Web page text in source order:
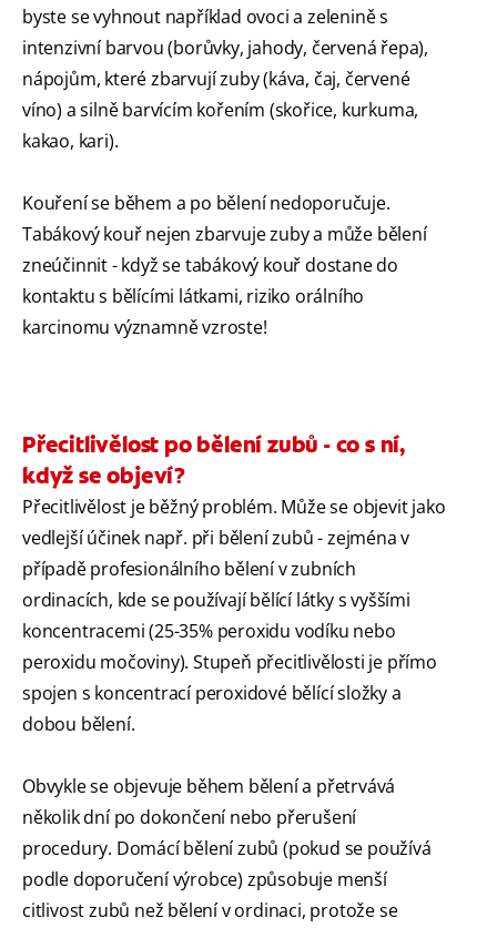
byste se vyhnout například ovoci a zelenině s
intenzivní barvou (borůvky, jahody, červená řepa),
nápojům, které zbarvují zuby (káva, čaj, červené
víno) a silně barvícím kořením (skořice, kurkuma,
kakao, kari).
Kouření se během a po bělení nedoporučuje.
Tabákový kouř nejen zbarvuje zuby a může bělení
zneúčinnit - když se tabákový kouř dostane do
kontaktu s bělícími látkami, riziko orálního
karcinomu významně vzroste!
Přecitlivělost po bělení zubů - co s ní,
když se objeví?
Přecitlivělost je běžný problém. Může se objevit jako
vedlejší účinek např. při bělení zubů - zejména v
případě profesionálního bělení v zubních
ordinacích, kde se používají bělící látky s vyššími
koncentracemi (25-35% peroxidu vodíku nebo
peroxidu močoviny). Stupeň přecitlivělosti je přímo
spojen s koncentrací peroxidové bělící složky a
dobou bělení.
Obvykle se objevuje během bělení a přetrvává
několik dní po dokončení nebo přerušení
procedury. Domácí bělení zubů (pokud se používá
podle doporučení výrobce) způsobuje menší
citlivost zubů než bělení v ordinaci, protože se